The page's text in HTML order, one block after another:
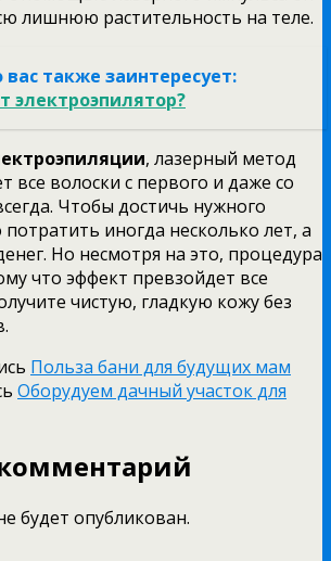
лишнюю растительность на теле.
также заинтересует:
электроэпилятор?
, лазерный метод
все волоски с первого и даже со
Чтобы достичь нужного
потратить иногда несколько лет, а
Но несмотря на это, процедура
что эффект превзойдет все
чистую, гладкую кожу без
Польза бани для будущих мам
Оборудуем дачный участок для
будет опубликован.